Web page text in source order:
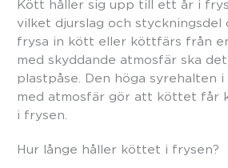
Kött håller sig upp till ett år i
vilket djurslag och styckningsdel
frysa in kött eller köttfärs från
med skyddande atmosfär ska
plastpåse. Den höga syrehalten
med atmosfär gör att köttet får
i frysen.
Hur långe håller köttet i frysen?